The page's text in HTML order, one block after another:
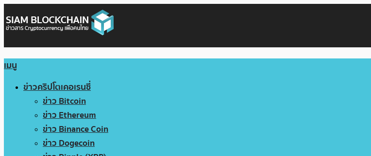
เมนู
ข่าวคริปโตเคอเรนซี่
ข่าว Bitcoin
ข่าว Ethereum
ข่าว Binance Coin
ข่าว Dogecoin